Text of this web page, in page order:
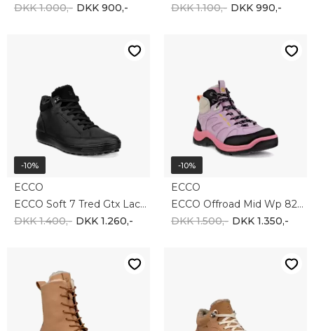
DKK 1.000,- DKK 900,-
DKK 1.100,- DKK 990,-
-10%
ECCO
ECCO Soft 7 Tred Gtx Lace 450493-01001
DKK 1.400,- DKK 1.260,-
-10%
ECCO
ECCO Offroad Mid Wp 822413-61015
DKK 1.500,- DKK 1.350,-